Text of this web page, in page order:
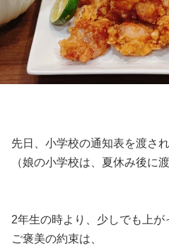
先日、小学校の通知表を渡され
（娘の小学校は、夏休み後に
2年生の時より、少しでも上が
ご褒美の約束は、